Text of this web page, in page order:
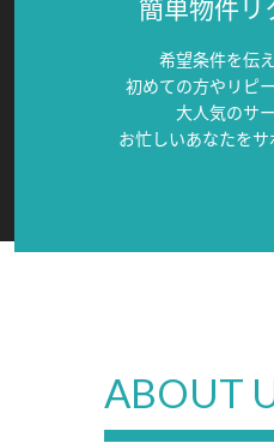
簡単物件リ
希望条件を伝
初めての方やリピ
大人気のサー
お忙しいあなたをサ
ABOUT